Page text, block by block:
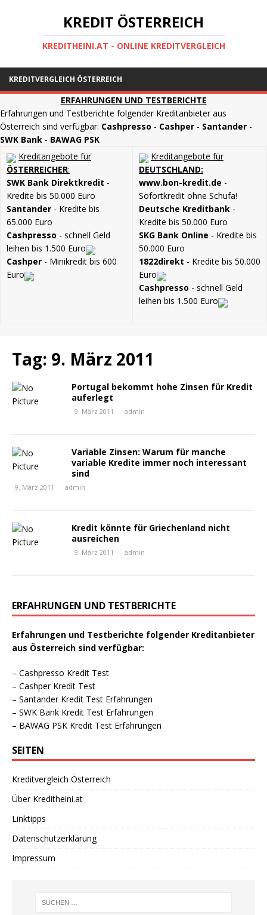
KREDIT ÖSTERREICH
KREDITHEINI.AT - ONLINE KREDITVERGLEICH
KREDITVERGLEICH ÖSTERREICH
ERFAHRUNGEN UND TESTBERICHTE
Erfahrungen und Testberichte folgender Kreditanbieter aus
Österreich sind verfügbar: Cashpresso - Cashper - Santander -
SWK Bank - BAWAG PSK
Kreditangebote für
ÖSTERREICHER:
SWK Bank Direktkredit -
Kredite bis 50.000 Euro
Santander - Kredite bis
65.000 Euro
Cashpresso - schnell Geld
leihen bis 1.500 Euro
Cashper - Minikredit bis 600
Euro
Kreditangebote für
DEUTSCHLAND:
www.bon-kredit.de -
Sofortkredit ohne Schufa!
Deutsche Kreditbank -
Kredite bis 50.000 Euro
SKG Bank Online - Kredite bis
50.000 Euro
1822direkt - Kredite bis 50.000
Euro
Cashpresso - schnell Geld
leihen bis 1.500 Euro
Tag: 9. März 2011
Portugal bekommt hohe Zinsen für Kredit
auferlegt
9. März 2011 admin
Variable Zinsen: Warum für manche
variable Kredite immer noch interessant
sind
9. März 2011 admin
Kredit könnte für Griechenland nicht
ausreichen
9. März 2011 admin
ERFAHRUNGEN UND TESTBERICHTE
Erfahrungen und Testberichte folgender Kreditanbieter
aus Österreich sind verfügbar:
– Cashpresso Kredit Test
– Cashper Kredit Test
– Santander Kredit Test Erfahrungen
– SWK Bank Kredit Test Erfahrungen
– BAWAG PSK Kredit Test Erfahrungen
SEITEN
Kreditvergleich Österreich
Über Kreditheini.at
Linktipps
Datenschutzerklärung
Impressum